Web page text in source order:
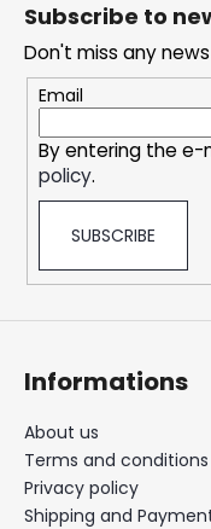
Subscribe to
Don't miss any
Email
By entering the e-
policy.
SUBSCRIBE
Informations
About us
Terms and conditions
Privacy policy
Shipping and